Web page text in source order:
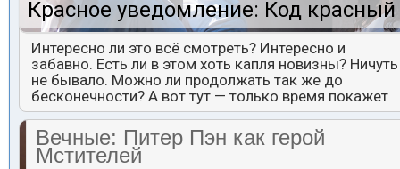
Красное уведомление: Код красный
Интересно ли это всё смотреть? Интересно и
забавно. Есть ли в этом хоть капля новизны? Ничуть
не бывало. Можно ли продолжать так же до
бесконечности? А вот тут — только время покажет
Вечные: Питер Пэн как герой
Мстителей